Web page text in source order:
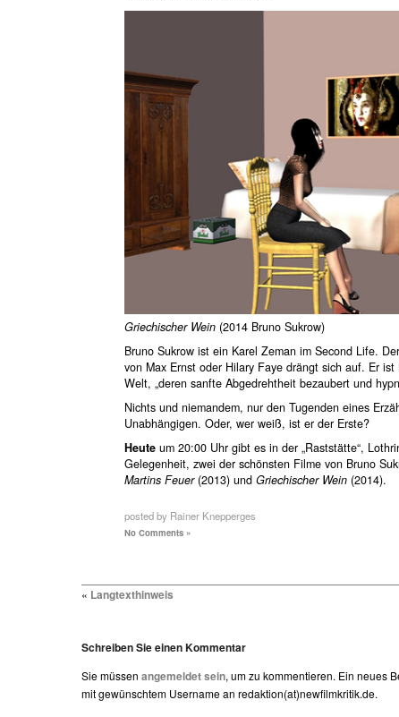
Griechischer Wein (2014 Bruno Sukrow)
Bruno Sukrow ist ein Karel Zeman im Second Life.
von Max Ernst oder Hilary Faye drängt sich auf. Er
Welt, „deren sanfte Abgedrehtheit bezaubert und
Nichts und niemandem, nur den Tugenden eines
Unabhängigen. Oder, wer weiß, ist er der Erste?
Heute um 20:00 Uhr gibt es in der „Raststätte“,
Gelegenheit, zwei der schönsten Filme von Bruno
Martins Feuer(2013) und Griechischer Wein (2014).
posted by Rainer Knepperges
No Comments »
« Langtexthinweis
Schreiben Sie einen Kommentar
Sie müssen angemeldet sein, um zu kommentieren. Ein neues
mit gewünschtem Username an redaktion(at)newfilmkritik.de.